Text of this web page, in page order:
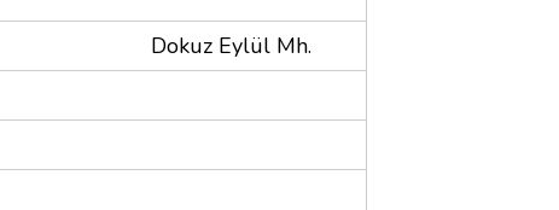
Dokuz Eylül Mh.